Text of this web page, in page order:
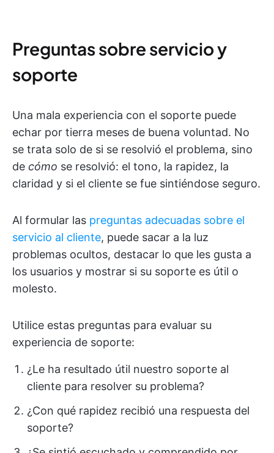
Preguntas sobre servicio y
soporte
Una mala experiencia con el soporte puede
echar por tierra meses de buena voluntad. No
se trata solo de si se resolvió el problema, sino
de cómo se resolvió: el tono, la rapidez, la
claridad y si el cliente se fue sintiéndose seguro.
Al formular las preguntas adecuadas sobre el
servicio al cliente, puede sacar a la luz
problemas ocultos, destacar lo que les gusta a
los usuarios y mostrar si su soporte es útil o
molesto.
Utilice estas preguntas para evaluar su
experiencia de soporte:
¿Le ha resultado útil nuestro soporte al
cliente para resolver su problema?
¿Con qué rapidez recibió una respuesta del
soporte?